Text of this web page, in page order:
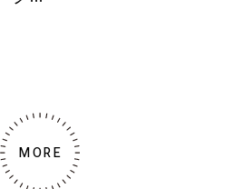
MORE